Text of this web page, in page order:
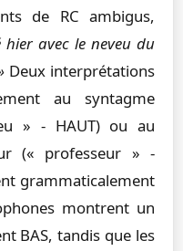
de RC ambigus,
avec le neveu du
Deux interprétations
au syntagme
» - HAUT) ou au
(« professeur » -
grammaticalement
montrent un
BAS, tandis que les